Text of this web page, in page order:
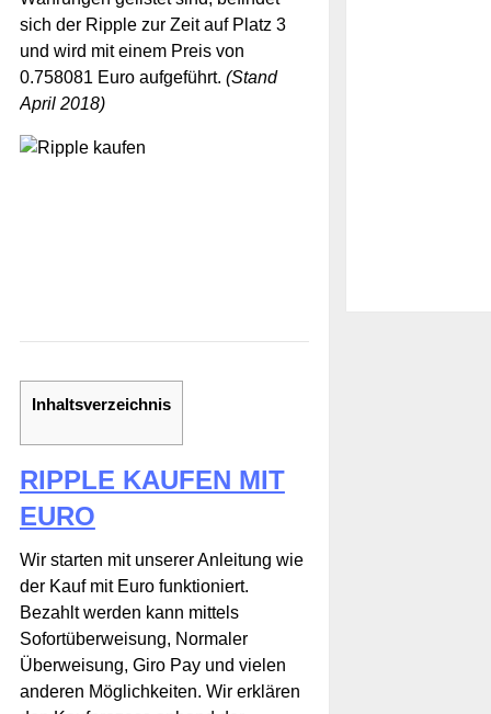
sich der Ripple zur Zeit auf Platz 3
und wird mit einem Preis von
0.758081 Euro aufgeführt. (Stand
April 2018)
Inhaltsverzeichnis
RIPPLE KAUFEN MIT
EURO
Wir starten mit unserer Anleitung wie
der Kauf mit Euro funktioniert.
Bezahlt werden kann mittels
Sofortüberweisung, Normaler
Überweisung, Giro Pay und vielen
anderen Möglichkeiten. Wir erklären